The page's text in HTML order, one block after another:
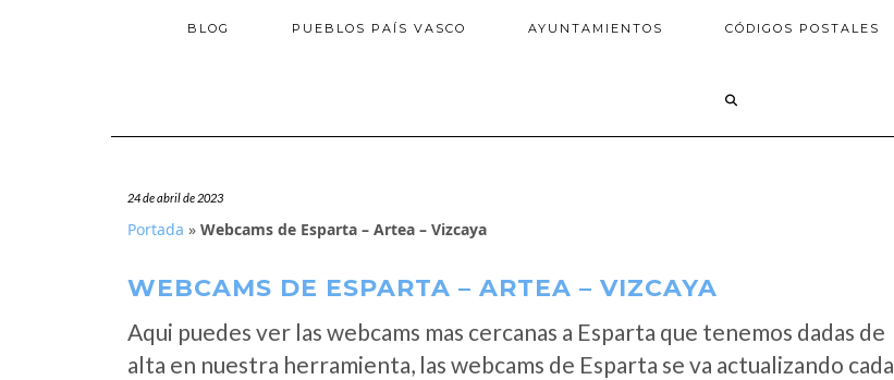
BLOG PUEBLOS PAÍS VASCO AYUNTAMIENTOS CÓDIGOS POSTALES
24 de abril de 2023
Portada » Webcams de Esparta – Artea – Vizcaya
WEBCAMS DE ESPARTA – ARTEA – VIZCAYA
Aqui puedes ver las webcams mas cercanas a Esparta que tenemos dadas de
alta en nuestra herramienta, las webcams de Esparta se va actualizando cada